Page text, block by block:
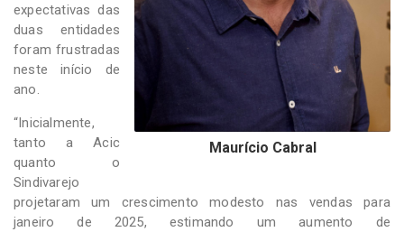
Maurício Cabral
expectativas das
duas entidades
foram frustradas
neste início de
ano.
“Inicialmente,
tanto a Acic
quanto o
Sindivarejo
projetaram um crescimento modesto nas vendas para
janeiro de 2025, estimando um aumento de